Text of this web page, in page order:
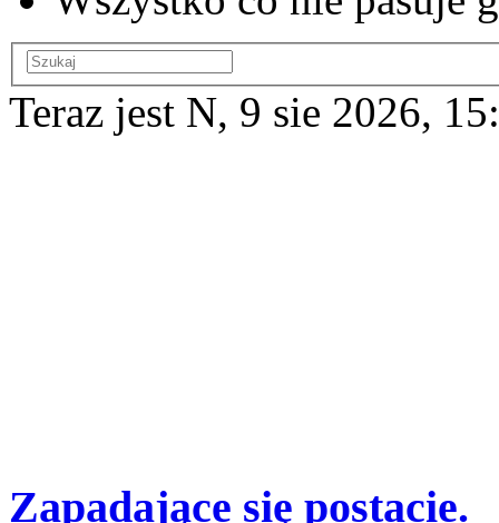
Teraz jest N, 9 sie 2026,
Zapadające się postacie.